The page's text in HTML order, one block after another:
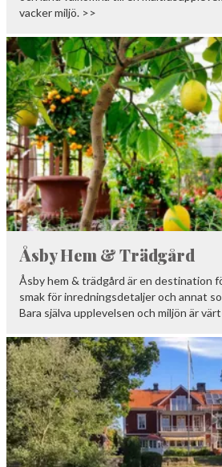
vacker miljö. >>
Åsby Hem & Trädgård
Åsby hem & trädgård är en destination
smak för inredningsdetaljer och annat
Bara själva upplevelsen och miljön är